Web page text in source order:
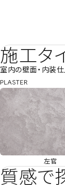
施工タ
室内の壁面・内装
PLASTER
左官
質感で